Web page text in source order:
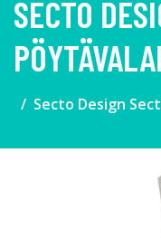
SECTO
Secto Design